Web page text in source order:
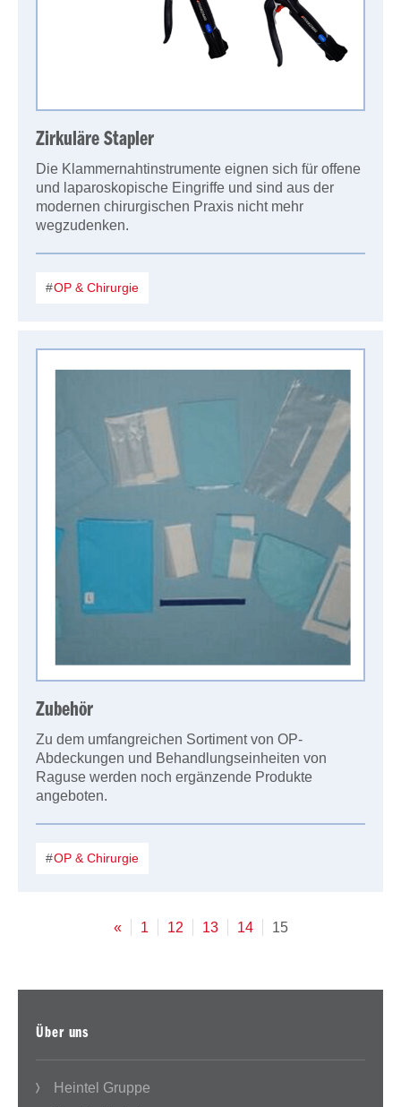
Zirkuläre Stapler
Die Klammernahtinstrumente eignen sich für offene
und laparoskopische Eingriffe und sind aus der
modernen chirurgischen Praxis nicht mehr
wegzudenken.
OP & Chirurgie
Zubehör
Zu dem umfangreichen Sortiment von OP-
Abdeckungen und Behandlungseinheiten von
Raguse werden noch ergänzende Produkte
angeboten.
OP & Chirurgie
« 1 12 13 14 15
Über uns
Heintel Gruppe